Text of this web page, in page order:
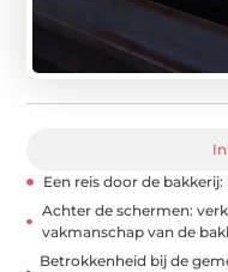
Een reis door de
Achter de schermen:
vakmanschap van de
Betrokkenheid bij de